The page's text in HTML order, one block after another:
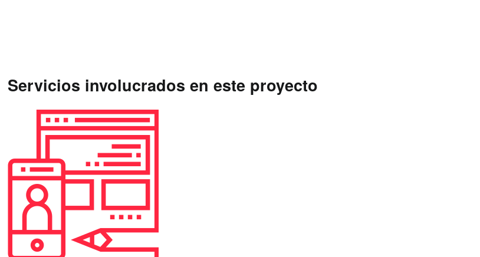
Servicios involucrados en este proyecto